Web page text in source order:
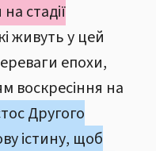
стадії
живуть у цей
епохи,
воскресіння на
Другого
істину, щоб